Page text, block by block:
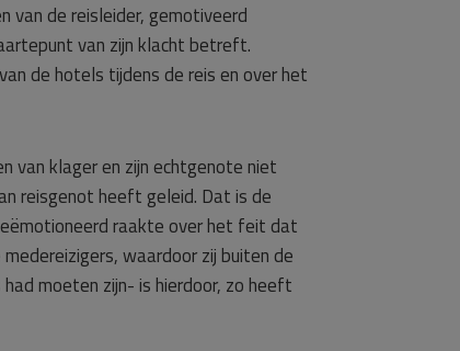
de reisleider, gemotiveerd
van zijn klacht betreft.
de hotels tijdens de reis en over het
van klager en zijn echtgenote niet
reisgenot heeft geleid. Dat is de
raakte over het feit dat
waardoor zij buiten de
moeten zijn- is hierdoor, zo heeft